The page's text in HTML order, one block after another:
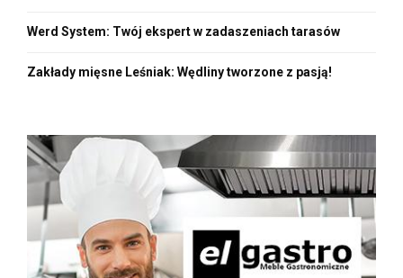
Werd System: Twój ekspert w zadaszeniach tarasów
Zakłady mięsne Leśniak: Wędliny tworzone z pasją!